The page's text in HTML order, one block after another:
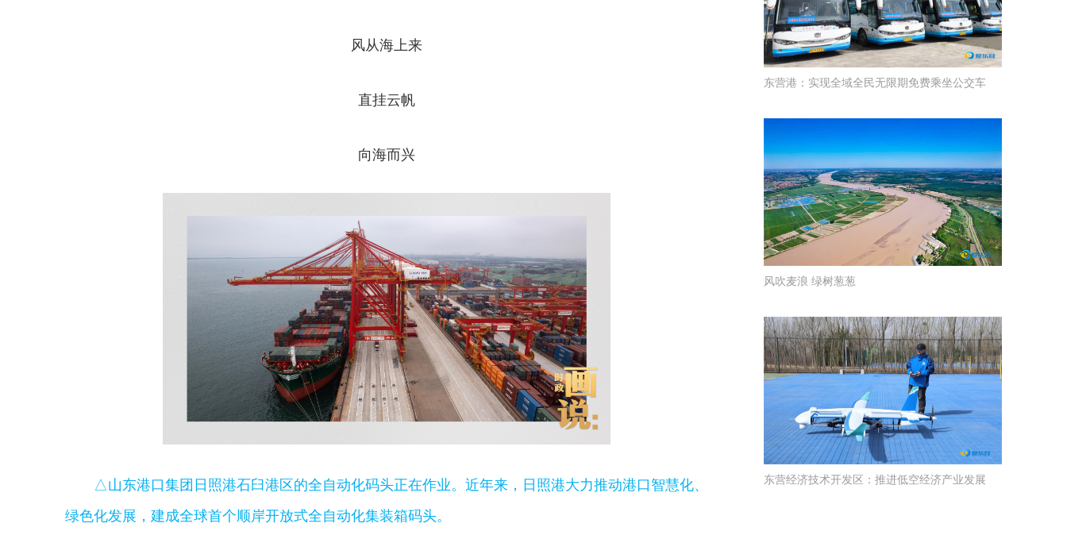
风从海上来
直挂云帆
向海而兴
△山东港口集团日照港石臼港区的全自动化码头正在作业。近年来，日照港大力推动港口智慧化、
绿色化发展，建成全球首个顺岸开放式全自动化集装箱码头。
东营港：实现全域全民无限期免费乘坐公交车
风吹麦浪 绿树葱葱
东营经济技术开发区：推进低空经济产业发展